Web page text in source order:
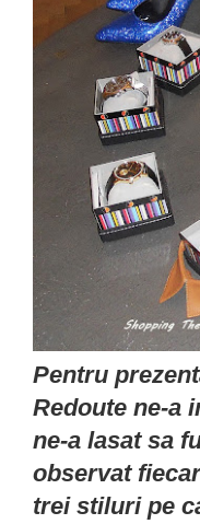
Pentru
Redoute ne-a
ne-a lasat sa
observat
trei stiluri pe